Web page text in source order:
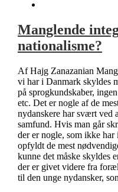
Manglende
nationalisme?
Af Hajg Zanazanian
vi har i Danmark skyldes
på sprogkundskaber,
etc. Det er nogle af de
nydanskere har svært ved
samfund. Hvis man går
der er nogle, som ikke har
opfyldt de mest
kunne det måske skyldes
der er givet videre fra
til den unge nydansker,